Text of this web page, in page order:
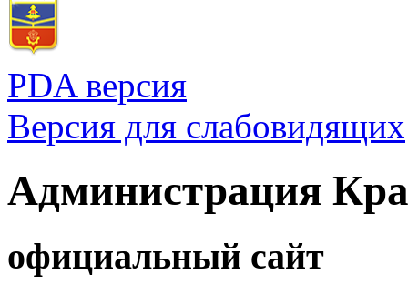
PDA версия
Версия для слабовидящих
Администрация
официальный сайт